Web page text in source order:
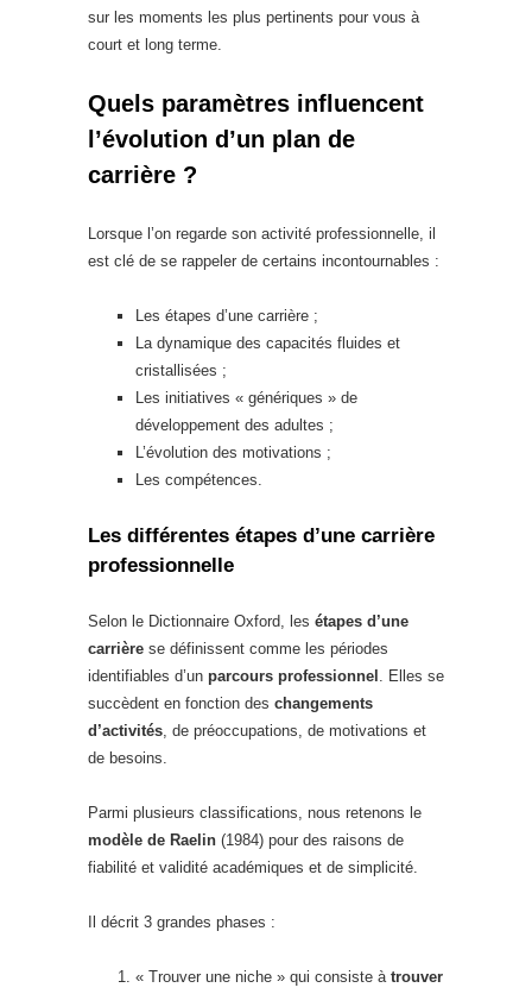
sur les moments les plus pertinents pour vous à
court et long terme.
Quels paramètres influencent
l’évolution d’un plan de
carrière ?
Lorsque l’on regarde son activité professionnelle, il
est clé de se rappeler de certains incontournables :
Les étapes d’une carrière ;
La dynamique des capacités fluides et
cristallisées ;
Les initiatives « génériques » de
développement des adultes ;
L’évolution des motivations ;
Les compétences.
Les différentes étapes d’une carrière
professionnelle
Selon le Dictionnaire Oxford, les étapes d’une
carrière se définissent comme les périodes
identifiables d’un parcours professionnel . Elles se
succèdent en fonction des changements
d’activités , de préoccupations, de motivations et
de besoins.
Parmi plusieurs classifications, nous retenons le
modèle de Raelin (1984) pour des raisons de
fiabilité et validité académiques et de simplicité.
Il décrit 3 grandes phases :
« Trouver une niche » qui consiste à trouver